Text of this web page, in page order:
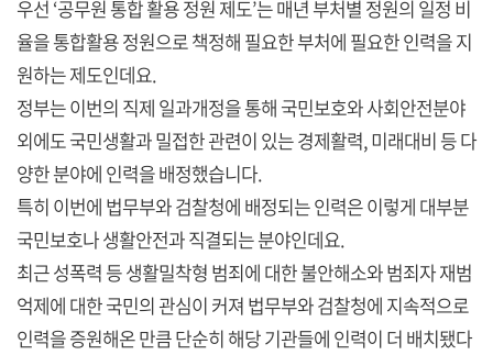
우선 ‘공무원 통합 활용 정원 제도’는 매년 부처별 정원의 일정 비
율을 통합활용 정원으로 책정해 필요한 부처에 필요한 인력을 지
원하는 제도인데요.
정부는 이번의 직제 일과개정을 통해 국민보호와 사회안전분야
외에도 국민생활과 밀접한 관련이 있는 경제활력, 미래대비 등 다
양한 분야에 인력을 배정했습니다.
특히 이번에 법무부와 검찰청에 배정되는 인력은 이렇게 대부분
국민보호나 생활안전과 직결되는 분야인데요.
최근 성폭력 등 생활밀착형 범죄에 대한 불안해소와 범죄자 재범
억제에 대한 국민의 관심이 커져 법무부와 검찰청에 지속적으로
인력을 증원해온 만큼 단순히 해당 기관들에 인력이 더 배치됐다